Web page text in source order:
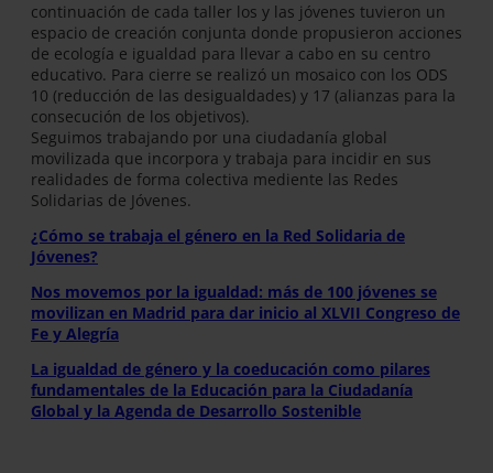
continuación de cada taller los y las jóvenes tuvieron un
espacio de creación conjunta donde propusieron acciones
de ecología e igualdad para llevar a cabo en su centro
educativo. Para cierre se realizó un mosaico con los ODS
10 (reducción de las desigualdades) y 17 (alianzas para la
consecución de los objetivos).
Seguimos trabajando por una ciudadanía global
movilizada que incorpora y trabaja para incidir en sus
realidades de forma colectiva mediente las Redes
Solidarias de Jóvenes.
¿Cómo se trabaja el género en la Red Solidaria de
Jóvenes?
Nos movemos por la igualdad: más de 100 jóvenes se
movilizan en Madrid para dar inicio al XLVII Congreso de
Fe y Alegría
La igualdad de género y la coeducación como pilares
fundamentales de la Educación para la Ciudadanía
Global y la Agenda de Desarrollo Sostenible